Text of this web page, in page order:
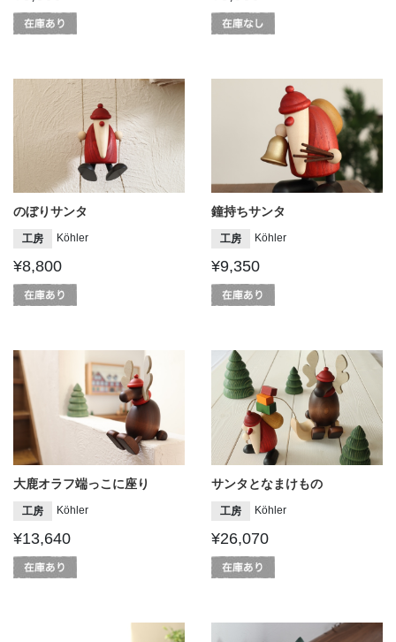
のぼりサンタ
工房 Köhler
¥8,800
鐘持ちサンタ
工房 Köhler
¥9,350
大鹿オラフ端っこに座り
工房 Köhler
¥13,640
サンタとなまけもの
工房 Köhler
¥26,070